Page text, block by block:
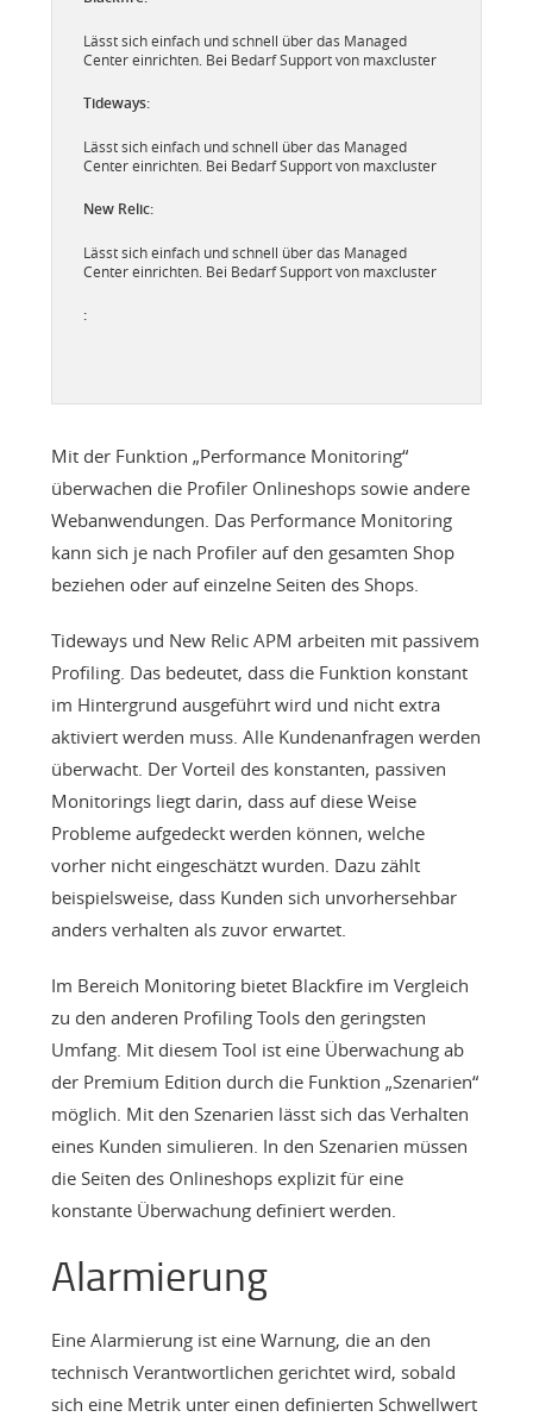
Lässt sich einfach und schnell über das Managed
Center einrichten. Bei Bedarf Support von maxcluster
Lässt sich einfach und schnell über das Managed
Center einrichten. Bei Bedarf Support von maxcluster
Lässt sich einfach und schnell über das Managed
Center einrichten. Bei Bedarf Support von maxcluster
Mit der Funktion „Performance Monitoring“
überwachen die Profiler Onlineshops sowie andere
Webanwendungen. Das Performance Monitoring
kann sich je nach Profiler auf den gesamten Shop
beziehen oder auf einzelne Seiten des Shops.
Tideways und New Relic APM arbeiten mit passivem
Profiling. Das bedeutet, dass die Funktion konstant
im Hintergrund ausgeführt wird und nicht extra
aktiviert werden muss. Alle Kundenanfragen werden
überwacht. Der Vorteil des konstanten, passiven
Monitorings liegt darin, dass auf diese Weise
Probleme aufgedeckt werden können, welche
vorher nicht eingeschätzt wurden. Dazu zählt
beispielsweise, dass Kunden sich unvorhersehbar
anders verhalten als zuvor erwartet.
Im Bereich Monitoring bietet Blackfire im Vergleich
zu den anderen Profiling Tools den geringsten
Umfang. Mit diesem Tool ist eine Überwachung ab
der Premium Edition durch die Funktion „Szenarien“
möglich. Mit den Szenarien lässt sich das Verhalten
eines Kunden simulieren. In den Szenarien müssen
die Seiten des Onlineshops explizit für eine
konstante Überwachung definiert werden.
Alarmierung
Eine Alarmierung ist eine Warnung, die an den
technisch Verantwortlichen gerichtet wird, sobald
sich eine Metrik unter einen definierten Schwellwert